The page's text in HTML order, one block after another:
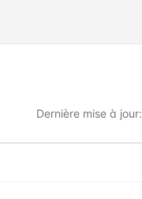
Dernière mise à jour: